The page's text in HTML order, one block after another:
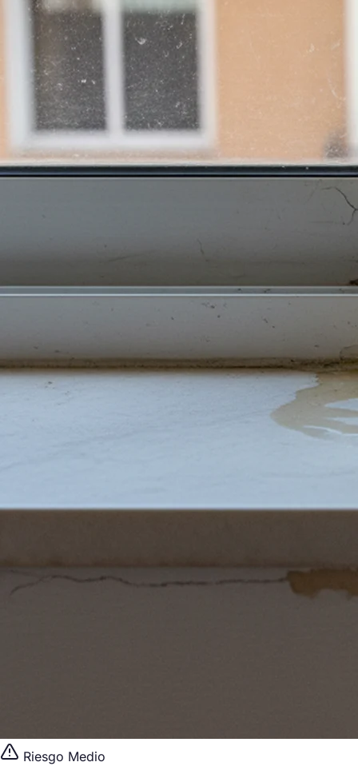
Riesgo Medio